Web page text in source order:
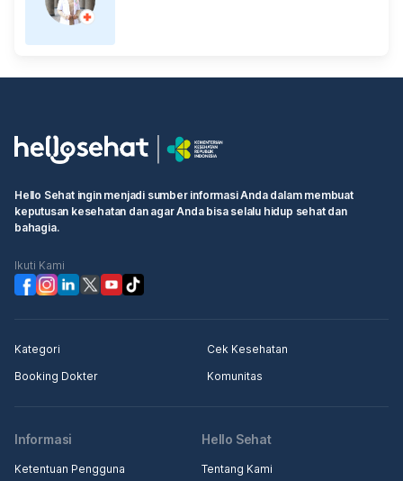
Hello Sehat ingin menjadi sumber informasi Anda dalam membuat
keputusan kesehatan dan agar Anda bisa selalu hidup sehat dan
bahagia.
Ikuti Kami
Kategori
Cek Kesehatan
Booking Dokter
Komunitas
Informasi
Ketentuan Pengguna
Hello Sehat
Tentang Kami